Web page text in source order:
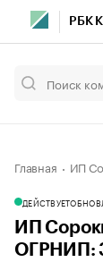
РБК
Главная ИП
ДЕЙСТВУЕТ
ИП
ОГРНИП: